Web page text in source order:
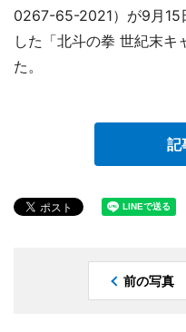
0267-65-2021）が9月15
した「北斗の拳 世紀末キ
た。
記
前の写真